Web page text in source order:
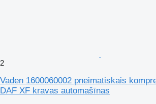
2
Vaden 1600060002 pneimatiskais
DAF XF kravas automašīnas